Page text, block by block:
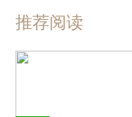
推荐阅读